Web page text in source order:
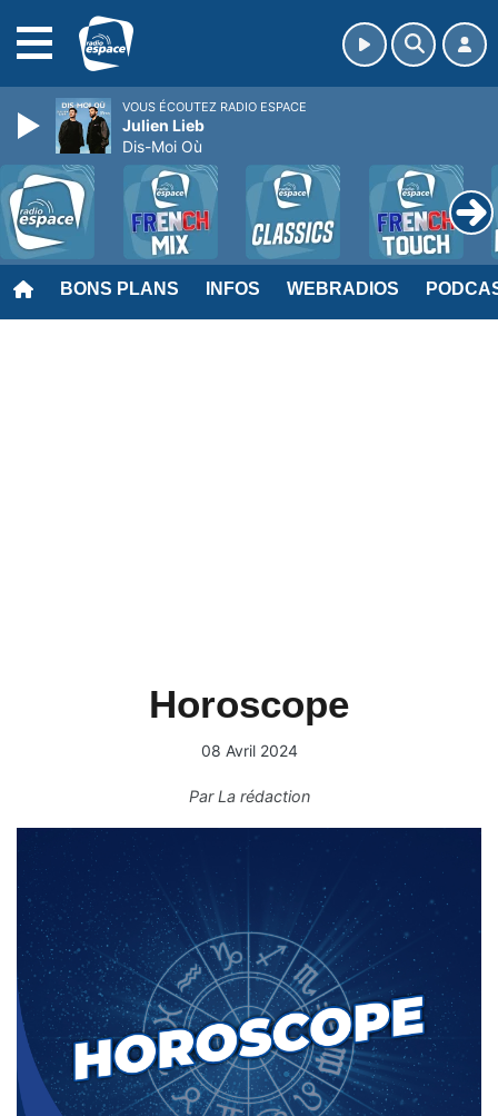
BONS PLANS INFOS WEBRADIOS
Horoscope
08 Avril 2024
ParLa rédaction
VOUS ÉCOUTEZ RADIO ESPACE
Julien Lieb
Dis-Moi Où